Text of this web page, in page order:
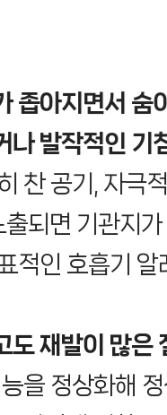
좁아지면서 숨
나 발작적인 기
찬 공기, 자극
되면 기관지
적인 호흡기 알
도 재발이 많은
을 정상화해